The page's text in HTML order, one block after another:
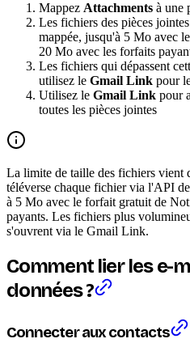
Mappez Attachments à une
Les fichiers des pièces
mappée, jusqu'à 5 Mo avec
20 Mo avec les forfaits
Les fichiers qui dépassent
utilisez le Gmail Link pour
Utilisez le Gmail Link pour
toutes les pièces jointes
La limite de taille des fichiers vient
téléverse chaque fichier via l'API
à 5 Mo avec le forfait gratuit de
payants. Les fichiers plus
s'ouvrent via le Gmail Link.
Comment lier les e-
données ?
Connecter aux contacts